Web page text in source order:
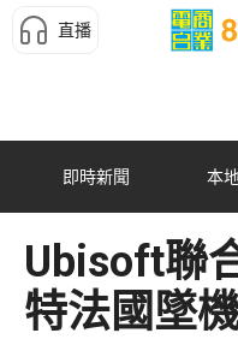
直播
即時新聞 本地
Ubisoft聯
特法國墜